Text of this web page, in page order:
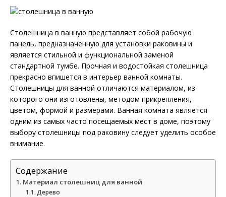
Столешница в ванную представляет собой рабочую
панель, предназначенную для установки раковины и
является стильной и функциональной заменой
стандартной тумбе. Прочная и водостойкая столешница
прекрасно впишется в интерьер ванной комнаты.
Столешницы для ванной отличаются материалом, из
которого они изготовлены, методом прикрепления,
цветом, формой и размерами. Ванная комната является
одним из самых часто посещаемых мест в доме, поэтому
выбору столешницы под раковину следует уделить особое
внимание.
Содержание
Материал столешниц для ванной
Дерево